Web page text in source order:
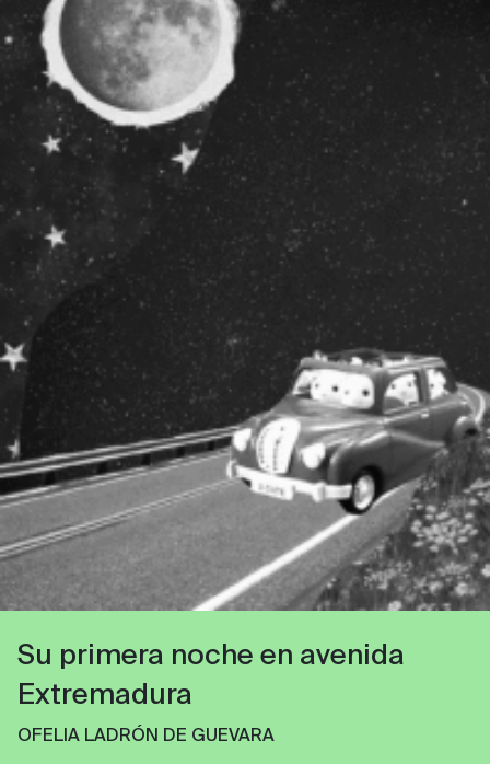
Su primera noche en avenida
Extremadura
OFELIA LADRÓN DE GUEVARA